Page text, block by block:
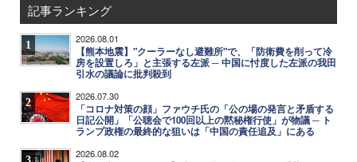
記事ランキング
1 2026.08.01
【熊本地震】"クーラーなし避難所"で、「防衛費を削って冷
房を設置しろ」と主張する左派 ─ 中国に忖度した左派の我田
引水の議論に批判殺到
2 2026.07.30
「コロナ対策の顔」ファウチ氏の「公の場の発言と矛盾する
日記公開」「公聴会で100回以上の黙秘権行使」が物議 ─ ト
ランプ政権の最終的な狙いは「中国の責任追及」にある
2026.08.02